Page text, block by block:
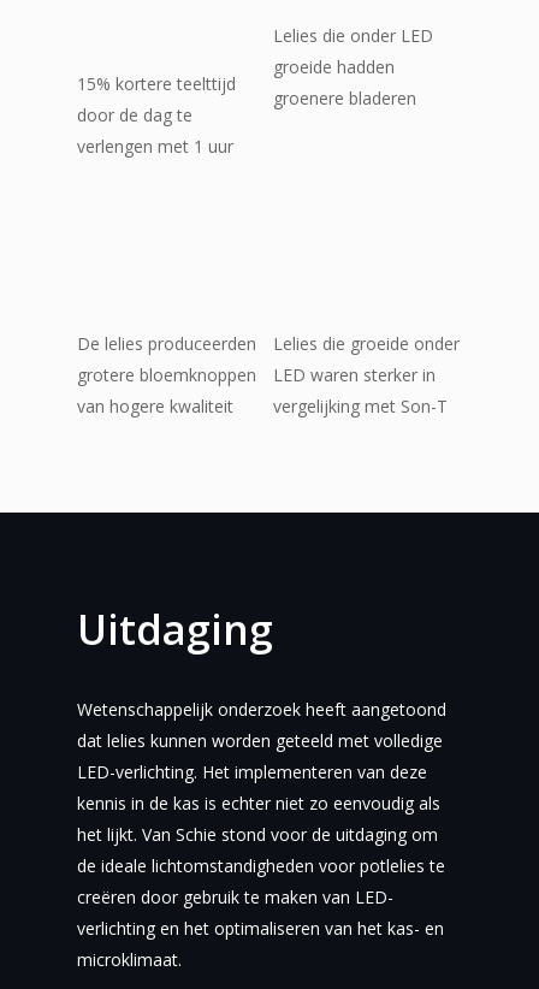
15% kortere teelttijd
door de dag te
verlengen met 1 uur
Lelies die onder LED
groeide hadden
groenere bladeren
De lelies produceerden
grotere bloemknoppen
van hogere kwaliteit
Lelies die groeide onder
LED waren sterker in
vergelijking met Son-T
Uitdaging
Wetenschappelijk onderzoek heeft aangetoond
dat lelies kunnen worden geteeld met volledige
LED-verlichting. Het implementeren van deze
kennis in de kas is echter niet zo eenvoudig als
het lijkt. Van Schie stond voor de uitdaging om
de ideale lichtomstandigheden voor potlelies te
creëren door gebruik te maken van LED-
verlichting en het optimaliseren van het kas- en
microklimaat.